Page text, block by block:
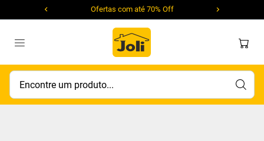
Ofertas com até 70% Off
Encontre um produto...